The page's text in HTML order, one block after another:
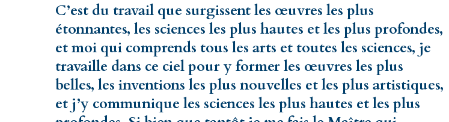
C’est du travail que surgissent les œuvres les plus
étonnantes, les sciences les plus hautes et les plus profondes,
et moi qui comprends tous les arts et toutes les sciences, je
travaille dans ce ciel pour y former les œuvres les plus
belles, les inventions les plus nouvelles et les plus artistiques,
et j’y communique les sciences les plus hautes et les plus